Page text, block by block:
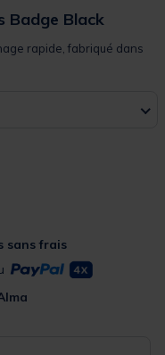
Badge Black
rapide, fabriqué dans
sans frais